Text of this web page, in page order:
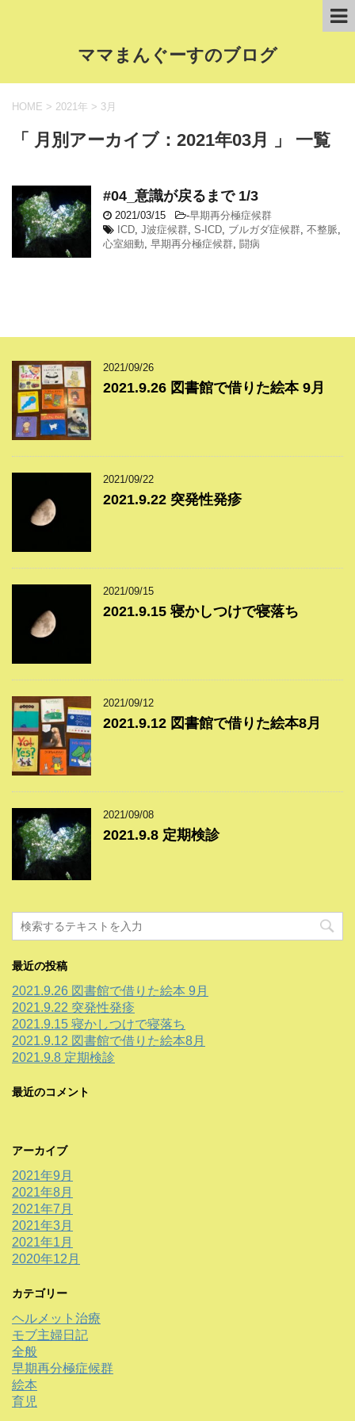
ママまんぐーすのブログ
HOME > 2021年 > 3月
「 月別アーカイブ：2021年03月 」 一覧
#04_意識が戻るまで 1/3
2021/03/15 -早期再分極症候群
ICD J波症候群 S-ICD ブルガダ症候群 不整脈
心室細動 早期再分極症候群 闘病
2021/09/26
2021.9.26 図書館で借りた絵本 9月
2021/09/22
2021.9.22 突発性発疹
2021/09/15
2021.9.15 寝かしつけで寝落ち
2021/09/12
2021.9.12 図書館で借りた絵本8月
2021/09/08
2021.9.8 定期検診
最近の投稿
2021.9.26 図書館で借りた絵本 9月
2021.9.22 突発性発疹
2021.9.15 寝かしつけで寝落ち
2021.9.12 図書館で借りた絵本8月
2021.9.8 定期検診
最近のコメント
アーカイブ
2021年9月
2021年8月
2021年7月
2021年3月
2021年1月
2020年12月
カテゴリー
ヘルメット治療
モブ主婦日記
全般
早期再分極症候群
絵本
育児